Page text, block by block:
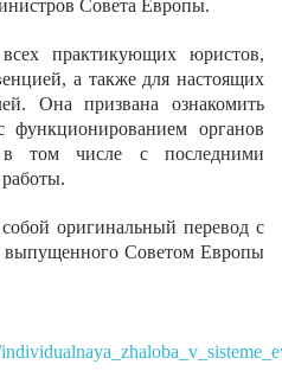
Совета Европы.
практикующих юристов,
а также для настоящих
Она призвана ознакомить
органов
в том числе с последними
оригинальный перевод с
выпущенного Советом Европы